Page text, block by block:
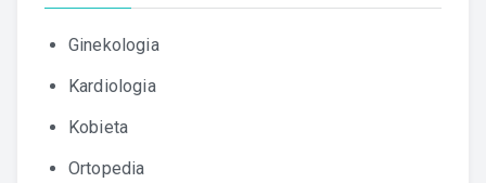
Ginekologia
Kardiologia
Kobieta
Ortopedia